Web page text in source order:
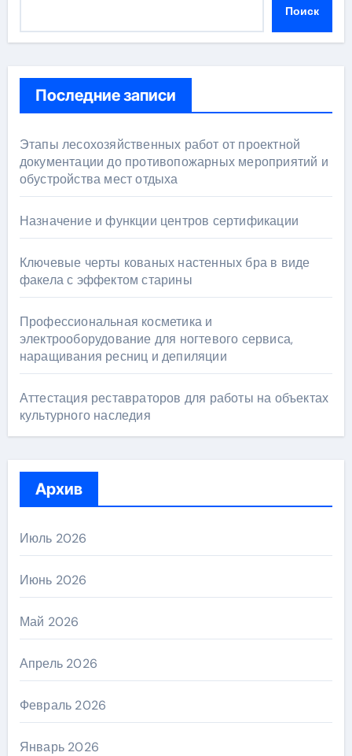
Поиск
Последние записи
Этапы лесохозяйственных работ от проектной
документации до противопожарных мероприятий и
обустройства мест отдыха
Назначение и функции центров сертификации
Ключевые черты кованых настенных бра в виде
факела с эффектом старины
Профессиональная косметика и
электрооборудование для ногтевого сервиса,
наращивания ресниц и депиляции
Аттестация реставраторов для работы на объектах
культурного наследия
Архив
Июль 2026
Июнь 2026
Май 2026
Апрель 2026
Февраль 2026
Январь 2026